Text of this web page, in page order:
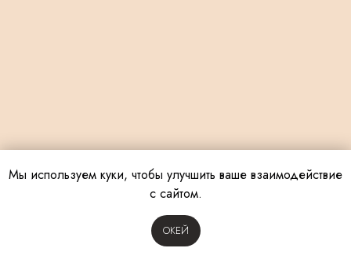
Мы используем куки, чтобы улучшить ваше взаимодействие
с сайтом.
OКЕЙ
Made on Tilda